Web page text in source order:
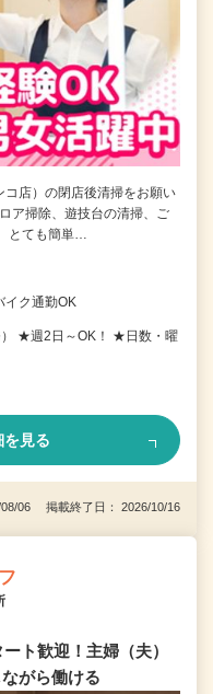
店）の閉店後清掃をお願い
ア掃除、遊技台の清掃、ご
とても簡単…
イク通勤OK
★週2日～OK！ ★日数・曜
を見る
08/06 掲載終了日： 2026/10/16
ト歓迎！主婦（夫）
がら働ける